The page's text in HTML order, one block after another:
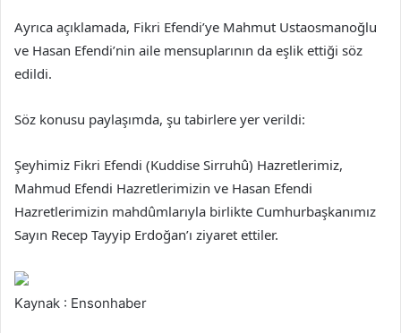
Ayrıca açıklamada, Fikri Efendi’ye Mahmut Ustaosmanoğlu
ve Hasan Efendi’nin aile mensuplarının da eşlik ettiği söz
edildi.
Söz konusu paylaşımda, şu tabirlere yer verildi:
Şeyhimiz Fikri Efendi (Kuddise Sirruhû) Hazretlerimiz,
Mahmud Efendi Hazretlerimizin ve Hasan Efendi
Hazretlerimizin mahdûmlarıyla birlikte Cumhurbaşkanımız
Sayın Recep Tayyip Erdoğan’ı ziyaret ettiler.
Kaynak : Ensonhaber